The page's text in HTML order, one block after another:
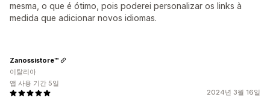
mesma, o que é ótimo, pois poderei personalizar os links à
medida que adicionar novos idiomas.
2024년 3월 16일
Zanossistore™
이탈리아
앱 사용 기간 5일